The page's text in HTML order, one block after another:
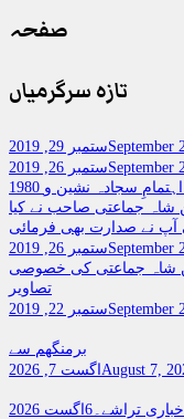
صفحہ
تازہ سرگرمیاں
ستمبر 29, 2019September
ستمبر 26, 2019September
1980 میں یو کے میں پہلی نعت کانفرنس جس کا اہتمامِ سجادہ نشین و
جماعتی صاحب نے کیا
نے صدارت بھی فرمائی
ستمبر 26, 2019September
شاہ جماعتی کی خصوصی
تصاویر
ستمبر 22, 2019September
برمنگھم سے
اگست 7, 2026 August 7,
اخباری تراشے۔6اگست 2026